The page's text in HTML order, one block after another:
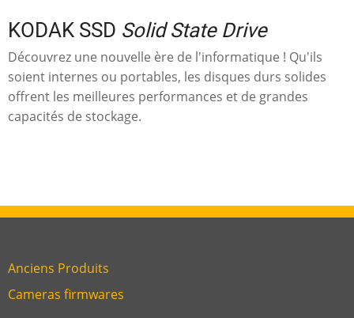
KODAK SSD Solid State Drive
Découvrez une nouvelle ère de l'informatique ! Qu'ils
soient internes ou portables, les disques durs solides
offrent les meilleures performances et de grandes
capacités de stockage.
Link
Anciens Produits
Link
Cameras firmwares